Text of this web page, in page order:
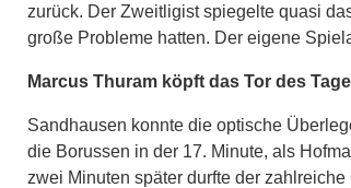
zurück. Der Zweitligist spiegelte quasi
große Probleme hatten. Der eigene
Marcus Thuram köpft das Tor des
Sandhausen konnte die optische
die Borussen in der 17. Minute, als
zwei Minuten später durfte der